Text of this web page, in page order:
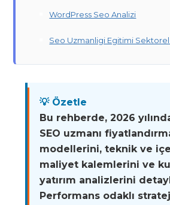
WordPress Seo Analizi
Seo Uzmanligi Egitimi
💡 Özetle
Bu rehberde, 2026
SEO uzmanı
modellerini, teknik ve
maliyet kalemlerini ve
yatırım analizlerini
Performans odaklı